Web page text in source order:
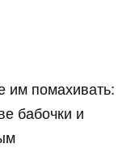
им помахивать:
бабочки и